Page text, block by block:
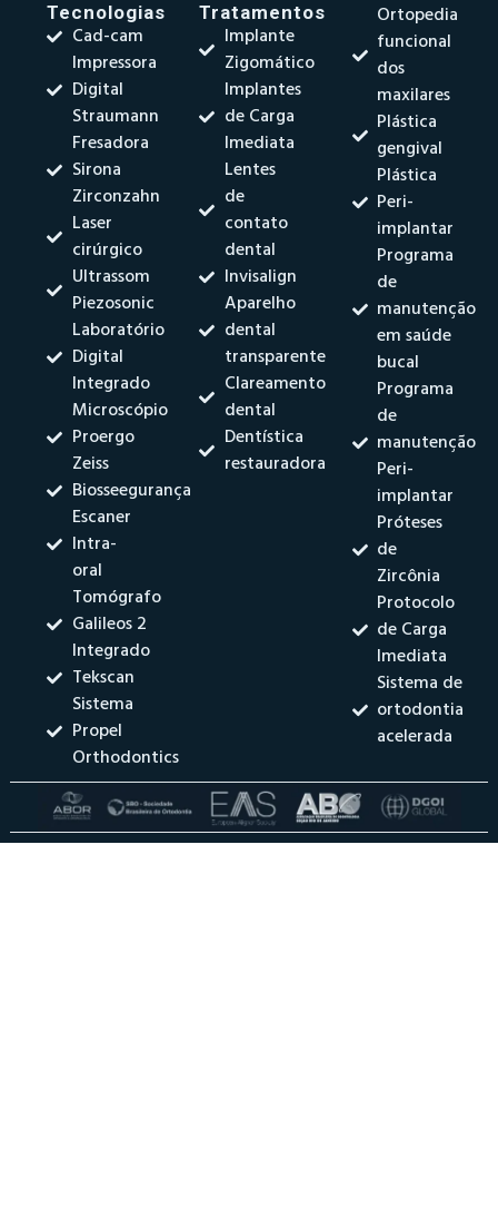
Tecnologias
Cad-cam
Impressora
Digital
Straumann
Fresadora
Sirona
Zirconzahn
Laser
cirúrgico
Ultrassom
Piezosonic
Laboratório
Digital
Integrado
Microscópio
Proergo
Zeiss
Biosseegurança
Escaner
Intra-
oral
Tomógrafo
Galileos 2
Integrado
Tekscan
Sistema
Propel
Orthodontics
Tratamentos
Implante
Zigomático
Implantes
de Carga
Imediata
Lentes
de
contato
dental
Invisalign
Aparelho
dental
transparente
Clareamento
dental
Dentística
restauradora
Ortopedia
funcional
dos
maxilares
Plástica
gengival
Plástica
Peri-
implantar
Programa
de
manutenção
em saúde
bucal
Programa
de
manutenção
Peri-
implantar
Próteses
de
Zircônia
Protocolo
de Carga
Imediata
Sistema de
ortodontia
acelerada